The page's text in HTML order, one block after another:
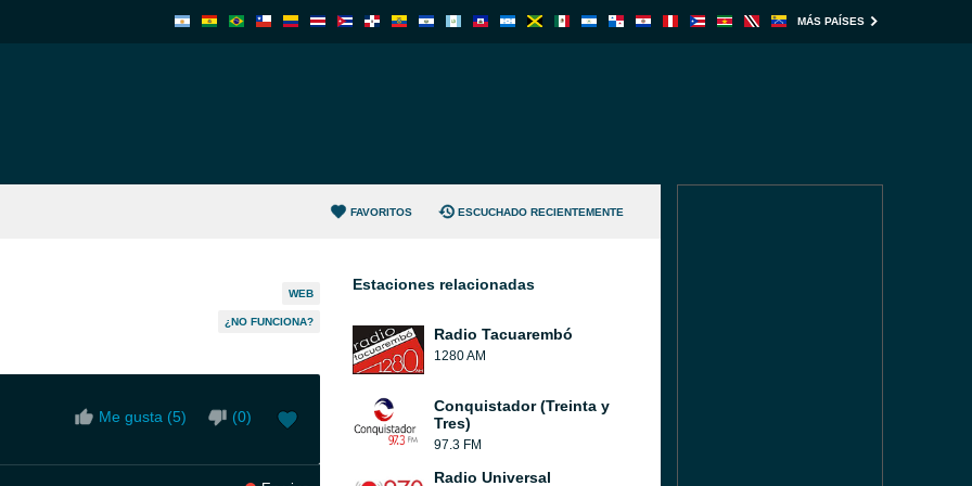
MÁS PAÍSES
FAVORITOS ESCUCHADO RECIENTEMENTE
WEB
¿NO FUNCIONA?
Me gusta (5) (0)
Estaciones relacionadas
Radio Tacuarembó
1280 AM
Conquistador (Treinta y
Tres)
97.3 FM
Radio Universal